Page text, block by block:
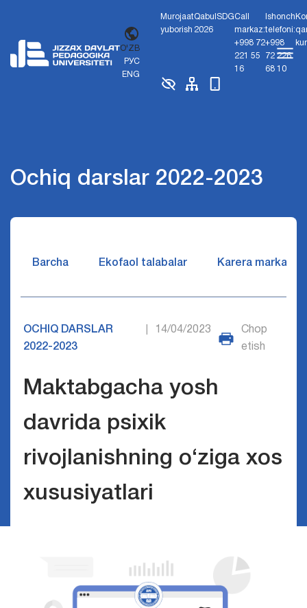
O'ZB
РУС
ENG
Murojaat
yuborish
Qabul
2026
SDGCall
markaz:
+998 72
221 55
16
Ishonch
telefoni:
+998
72 226
68 10
Ochiq darslar 2022-2023
Barcha Ekofaol talabalar Karera markazi
OCHIQ DARSLAR
2022-2023
14/04/2023
Chop
etish
Maktabgacha yosh
davrida psixik
rivojlanishning o‘ziga xos
xususiyatlari